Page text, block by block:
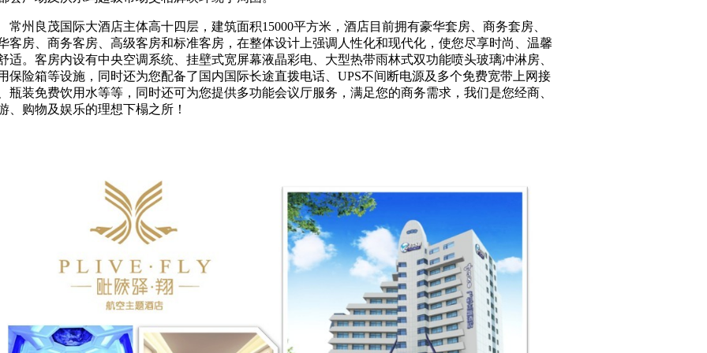
州良茂国际大酒店主体高十四层，建筑面积15000平方米，酒店目前拥有豪华套房、商务套房、
客房、商务客房、高级客房和标准客房，在整体设计上强调人性化和现代化，使您尽享时尚、温馨
适。客房内设有中央空调系统、挂壁式宽屏幕液晶彩电、大型热带雨林式双功能喷头玻璃冲淋房、
保险箱等设施，同时还为您配备了国内国际长途直拨电话、UPS不间断电源及多个免费宽带上网接
瓶装免费饮用水等等，同时还可为您提供多功能会议厅服务，满足您的商务需求，我们是您经商、
、购物及娱乐的理想下榻之所！